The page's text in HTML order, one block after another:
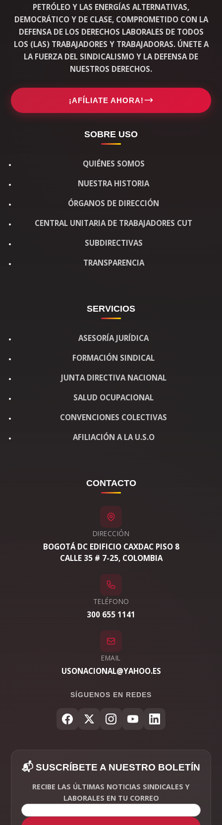
PETRÓLEO Y LAS ENERGÍAS ALTERNATIVAS,
DEMOCRÁTICO Y DE CLASE, COMPROMETIDO CON LA
DEFENSA DE LOS DERECHOS LABORALES DE TODOS
LOS (LAS) TRABAJADORES Y TRABAJADORAS. ÚNETE A
LA FUERZA DEL SINDICALISMO Y LA DEFENSA DE
NUESTROS DERECHOS.
¡AFÍLIATE AHORA!
SOBRE USO
QUIÉNES SOMOS
NUESTRA HISTORIA
ÓRGANOS DE DIRECCIÓN
CENTRAL UNITARIA DE TRABAJADORES CUT
SUBDIRECTIVAS
TRANSPARENCIA
SERVICIOS
ASESORÍA JURÍDICA
FORMACIÓN SINDICAL
JUNTA DIRECTIVA NACIONAL
SALUD OCUPACIONAL
CONVENCIONES COLECTIVAS
AFILIACIÓN A LA U.S.O
CONTACTO
DIRECCIÓN
BOGOTÁ DC EDIFICIO CAXDAC PISO 8
CALLE 35 # 7-25, COLOMBIA
TELÉFONO
300 655 1141
EMAIL
USONACIONAL@YAHOO.ES
SÍGUENOS EN REDES
📬 SUSCRÍBETE A NUESTRO BOLETÍN
RECIBE LAS ÚLTIMAS NOTICIAS SINDICALES Y
LABORALES EN TU CORREO